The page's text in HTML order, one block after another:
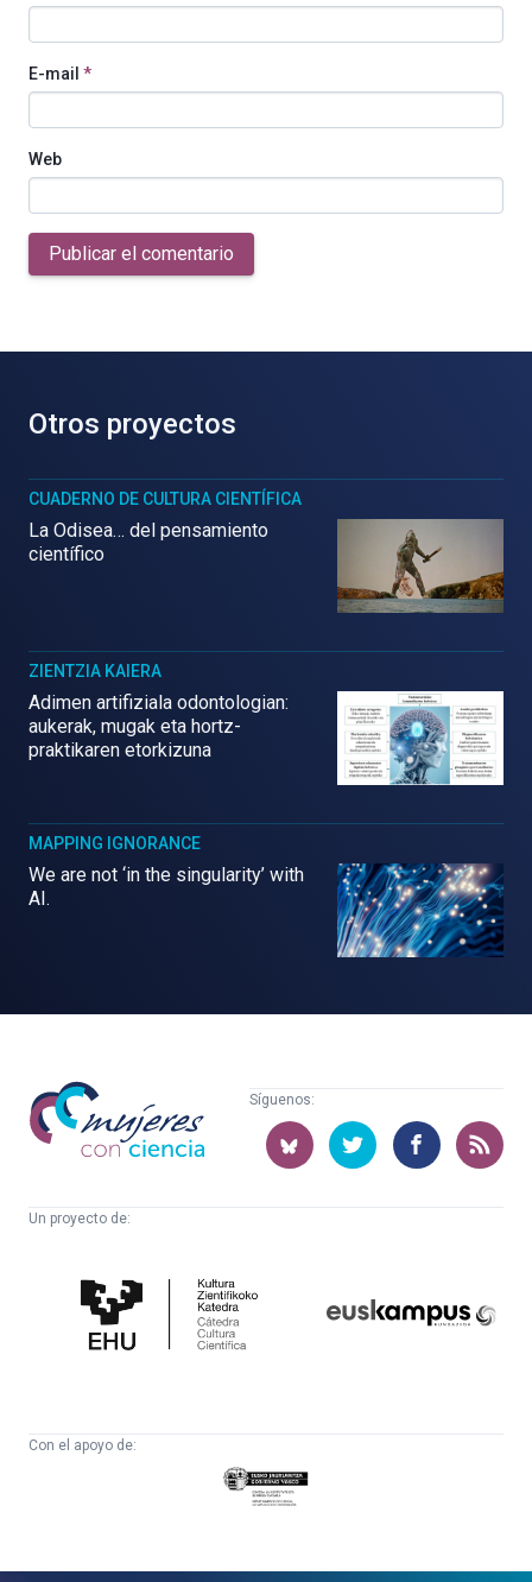
E-mail *
Web
Publicar el comentario
Otros proyectos
CUADERNO DE CULTURA CIENTÍFICA
La Odisea… del pensamiento
científico
ZIENTZIA KAIERA
Adimen artifiziala odontologian:
aukerak, mugak eta hortz-
praktikaren etorkizuna
MAPPING IGNORANCE
We are not ‘in the singularity’ with
AI.
Mujeres
con
ciencia
Síguenos:
Un proyecto de:
Cultura
Científica
Con el apoyo de:
Eusko
Jaurlaritza